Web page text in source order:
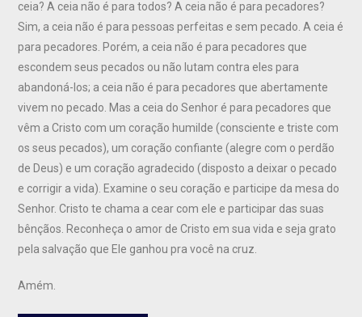
ceia? A ceia não é para todos? A ceia não é para pecadores?
Sim, a ceia não é para pessoas perfeitas e sem pecado. A ceia é
para pecadores. Porém, a ceia não é para pecadores que
escondem seus pecados ou não lutam contra eles para
abandoná-los; a ceia não é para pecadores que abertamente
vivem no pecado. Mas a ceia do Senhor é para pecadores que
vêm a Cristo com um coração humilde (consciente e triste com
os seus pecados), um coração confiante (alegre com o perdão
de Deus) e um coração agradecido (disposto a deixar o pecado
e corrigir a vida). Examine o seu coração e participe da mesa do
Senhor. Cristo te chama a cear com ele e participar das suas
bênçãos. Reconheça o amor de Cristo em sua vida e seja grato
pela salvação que Ele ganhou pra você na cruz.
Amém.